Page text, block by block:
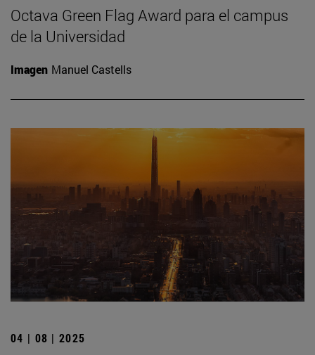
Octava Green Flag Award para el campus
de la Universidad
Imagen Manuel Castells
04 | 08 | 2025